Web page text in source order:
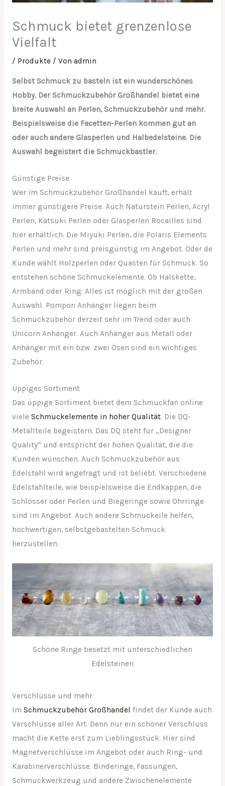
Schmuck bietet grenzenlose
Vielfalt
/ Produkte/ Von admin
Selbst Schmuck zu basteln ist ein wunderschönes
Hobby. Der Schmuckzubehör Großhandel bietet eine
breite Auswahl an Perlen, Schmuckzubehör und mehr.
Beispielsweise die Facetten-Perlen kommen gut an
oder auch andere Glasperlen und Halbedelsteine. Die
Auswahl begeistert die Schmuckbastler.
Günstige Preise
Wer im Schmuckzubehör Großhandel kauft, erhält
immer günstigere Preise. Auch Naturstein Perlen, Acryl
Perlen, Katsuki Perlen oder Glasperlen Rocailles sind
hier erhältlich. Die Miyuki Perlen, die Polaris Elements
Perlen und mehr sind preisgünstig im Angebot. Oder de
Kunde wählt Holzperlen oder Quasten für Schmuck. So
entstehen schöne Schmuckelemente. Ob Halskette,
Armband oder Ring: Alles ist möglich mit der großen
Auswahl. Pompon Anhänger liegen beim
Schmuckzubehör derzeit sehr im Trend oder auch
Unicorn Anhänger. Auch Anhänger aus Metall oder
Anhänger mit ein bzw. zwei Ösen sind ein wichtiges
Zubehör.
Üppiges Sortiment
Das üppige Sortiment bietet dem Schmuckfan online
viele Schmuckelemente in hoher Qualität. Die DQ-
Metallteile begeistern. Das DQ steht für „Designer
Quality“ und entspricht der hohen Qualität, die die
Kunden wünschen. Auch Schmuckzubehör aus
Edelstahl wird angefragt und ist beliebt. Verschiedene
Edelstahlteile, wie beispielsweise die Endkappen, die
Schlösser oder Perlen und Biegeringe sowie Ohrringe
sind im Angebot. Auch andere Schmuckeile helfen,
hochwertigen, selbstgebastelten Schmuck
herzustellen.
Schöne Ringe besetzt mit unterschiedlichen
Edelsteinen
Verschlüsse und mehr
Im Schmuckzubehör Großhandel findet der Kunde auch
Verschlüsse aller Art. Denn nur ein schöner Verschluss
macht die Kette erst zum Lieblingsstück. Hier sind
Magnetverschlüsse im Angebot oder auch Ring- und
Karabinerverschlüsse. Binderinge, Fassungen,
Schmuckwerkzeug und andere Zwischenelemente